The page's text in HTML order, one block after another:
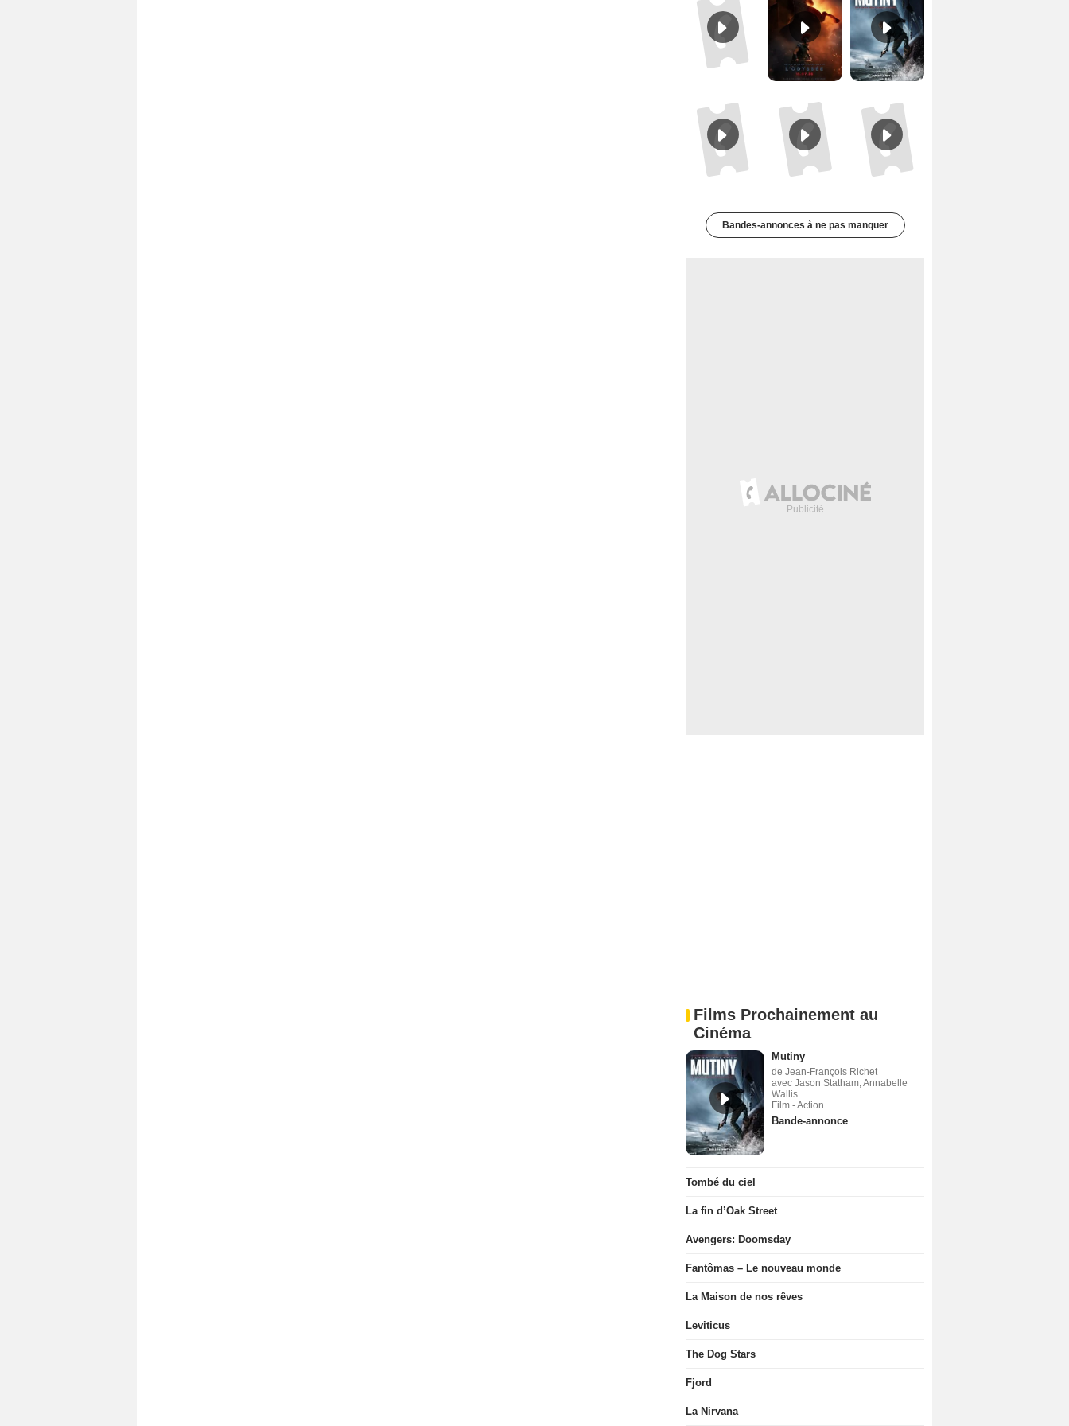
Les Matins merveilleux Bande-annonce VF De la Comédie-Française Teaser VF
Bandes-annonces à ne pas manquer
Films Prochainement au
Cinéma
Mutiny
de Jean-François Richet
avec Jason Statham, Annabelle
Wallis
Film - Action
Bande-annonce
Tombé du ciel
La fin d’Oak Street
Avengers: Doomsday
Fantômas – Le nouveau monde
La Maison de nos rêves
Leviticus
The Dog Stars
Fjord
La Nirvana